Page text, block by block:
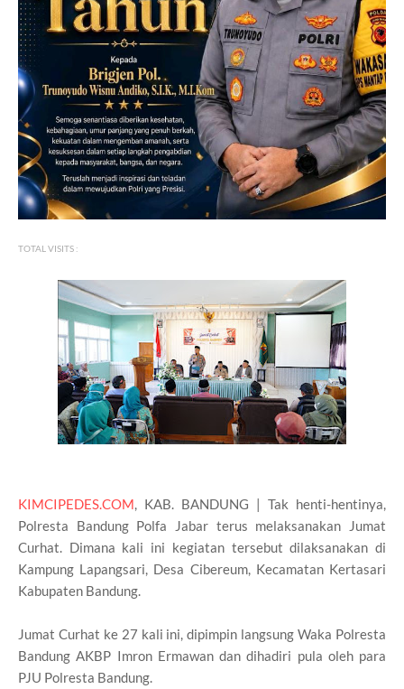
TOTAL VISITS :
KIMCIPEDES.COM, KAB. BANDUNG | Tak henti-hentinya,
Polresta Bandung Polfa Jabar terus melaksanakan Jumat
Curhat. Dimana kali ini kegiatan tersebut dilaksanakan di
Kampung Lapangsari, Desa Cibereum, Kecamatan Kertasari
Kabupaten Bandung.
Jumat Curhat ke 27 kali ini, dipimpin langsung Waka Polresta
Bandung AKBP Imron Ermawan dan dihadiri pula oleh para
PJU Polresta Bandung.